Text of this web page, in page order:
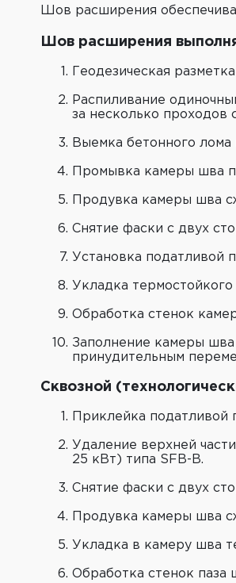
Шов расширения
Шов расширения
Геодезическая
Распиливание
за несколько проходов
Выемка бетонного лома
Промывка камеры шва
Продувка камеры шва
Снятие фаски с двух
Установка податливой
Укладка
Обработка стенок
Заполнение камеры шва
принудительным
Сквозной
Приклейка
Удаление верхней
25 кВт) типа SFВ-В.
Снятие фаски с двух
Продувка камеры шва
Укладка в камеру шва
Обработка стенок паза